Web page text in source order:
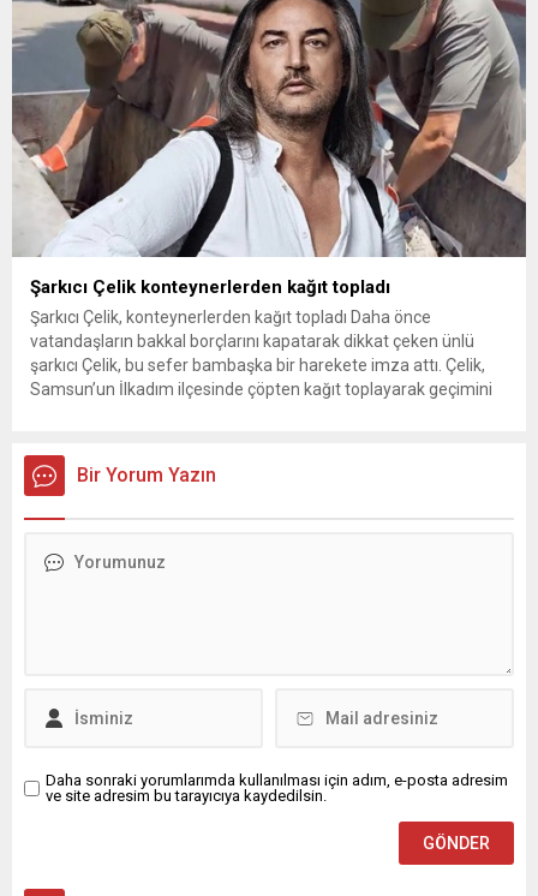
Kurnaz, gelen taleplerin çözümü için...
Şarkıcı Çelik konteynerlerden kağıt topladı
Şarkıcı Çelik, konteynerlerden kağıt topladı Daha önce
vatandaşların bakkal borçlarını kapatarak dikkat çeken ünlü
şarkıcı Çelik, bu sefer bambaşka bir harekete imza attı. Çelik,
Samsun’un İlkadım ilçesinde çöpten kağıt toplayarak geçimini
İlkadım ilçesinde çöpten kağıt toplayarak...
Bir Yorum Yazın
Daha sonraki yorumlarımda kullanılması için adım, e-posta adresim
ve site adresim bu tarayıcıya kaydedilsin.